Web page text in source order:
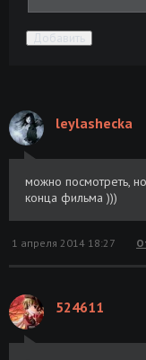
Добавить
leylashecka
можно посмотреть,
конца фильма )))
1 апреля 2014 18:27
524611